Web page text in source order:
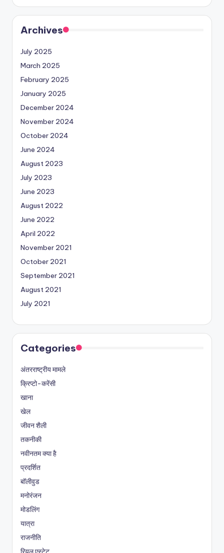
Archives
July 2025
March 2025
February 2025
January 2025
December 2024
November 2024
October 2024
June 2024
August 2023
July 2023
June 2023
August 2022
June 2022
April 2022
November 2021
October 2021
September 2021
August 2021
July 2021
Categories
अंतरराष्ट्रीय मामले
क्रिप्टो-करेंसी
खाना
खेल
जीवन शैली
तकनीकी
नवीनतम क्या है
प्रदर्शित
बॉलीवुड
मनोरंजन
मोडलिंग
यात्रा
राजनीति